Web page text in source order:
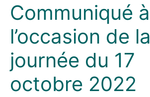
Communiqué à
l’occasion de la
journée du 17
octobre 2022